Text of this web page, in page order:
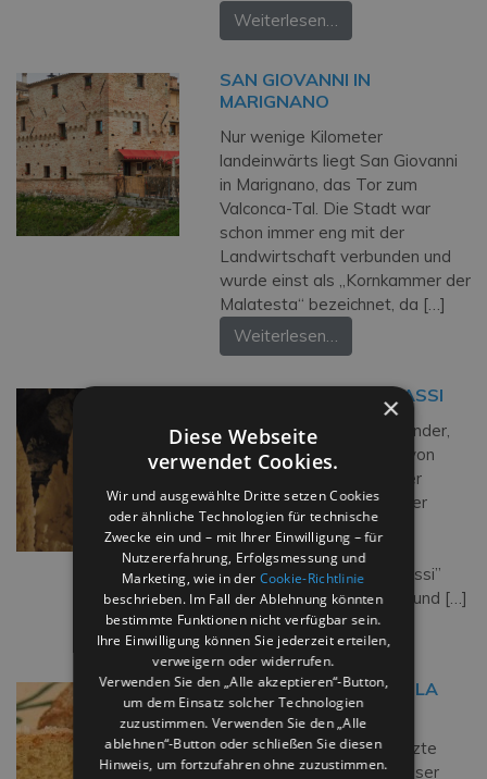
Weiterlesen…
SAN GIOVANNI IN
MARIGNANO
Nur wenige Kilometer
landeinwärts liegt San Giovanni
in Marignano, das Tor zum
Valconca-Tal. Die Stadt war
schon immer eng mit der
Landwirtschaft verbunden und
wurde einst als „Kornkammer der
Malatesta“ bezeichnet, da […]
Weiterlesen…
GROTTEN VON FRASASSI
Ein einzigartiges Naturwunder,
das etwa 100 Kilometer von
Rimini entfernt ist: eine der
spektakulärsten Höhlen der
Welt. Die zu den größten
Höhlensystemen Europas
zählende “Grotte di Frasassi”
gehört wegen der Größe und […]
Weiterlesen…
CIAMBELLA ROMAGNOLA
Die Ciambella ist das
bekannteste und geschätzte
Kuchen der Romagna. Dieser
×
Diese Webseite
verwendet Cookies.
Wir und ausgewählte Dritte setzen Cookies
oder ähnliche Technologien für technische
Zwecke ein und – mit Ihrer Einwilligung – für
Nutzererfahrung, Erfolgsmessung und
Marketing, wie in der Cookie-Richtlinie
beschrieben. Im Fall der Ablehnung könnten
bestimmte Funktionen nicht verfügbar sein.
Ihre Einwilligung können Sie jederzeit erteilen,
verweigern oder widerrufen.
Verwenden Sie den „Alle akzeptieren“-Button,
um dem Einsatz solcher Technologien
zuzustimmen. Verwenden Sie den „Alle
ablehnen“-Button oder schließen Sie diesen
Hinweis, um fortzufahren ohne zuzustimmen.